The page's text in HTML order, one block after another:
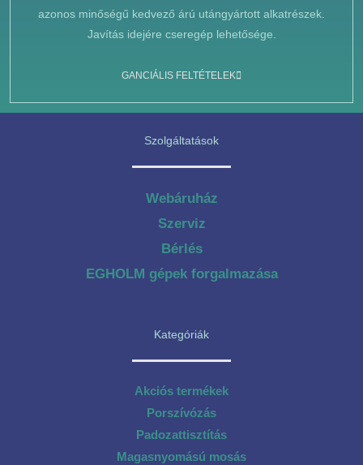
azonos minőségű kedvező árú utángyártott alkatrészek.
Javítás idejére cseregép lehetősége.
GANCIÁLIS FELTÉTELEK
Szolgáltatások
Webáruház
Szerviz
Bérlés
EGHOLM gépek forgalmazása
Kategóriák
Akciós termékek
Porszívózás
Padozattisztítás
Magasnyomású mosás